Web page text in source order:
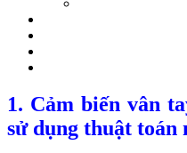
1. Cảm biến vân
sử dụng thuật toán